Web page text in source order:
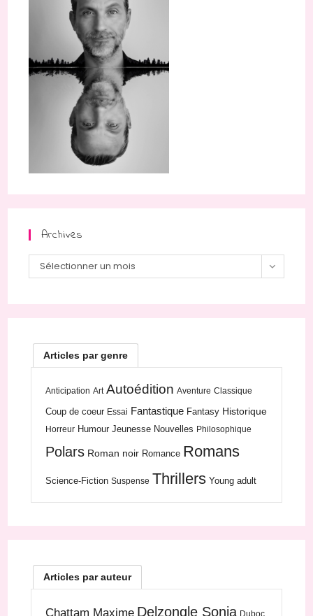
Archives
Archives
Sélectionner un mois
Articles par genre
Anticipation Art Autoédition Aventure Classique
Coup de coeur Essai Fantastique Fantasy Historique
Horreur Humour Jeunesse Nouvelles Philosophique
Polars Roman noir Romance Romans
Science-Fiction Suspense Thrillers Young adult
Articles par auteur
Chattam Maxime Delzongle Sonja Duboc